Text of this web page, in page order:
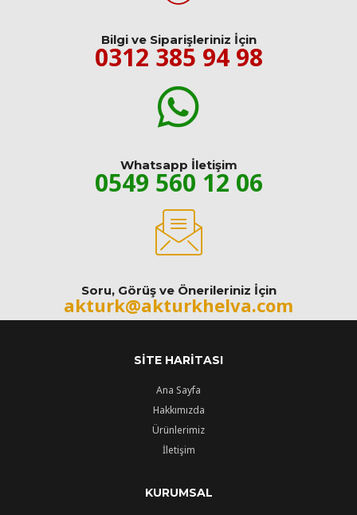
Bilgi ve Siparişleriniz İçin
0312 385 94 98
Whatsapp İletişim
0549 560 12 06
Soru, Görüş ve Önerileriniz İçin
akturk@akturkhelva.com
SITE HARITASI
Ana Sayfa
Hakkımızda
Ürünlerimiz
İletişim
KURUMSAL